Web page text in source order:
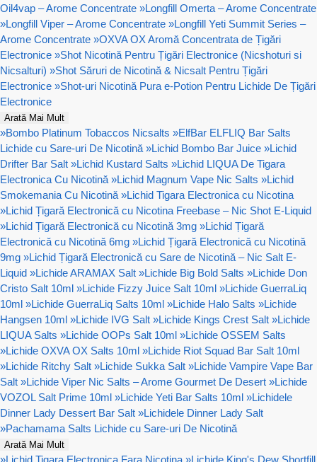
Oil4vap – Arome Concentrate »Longfill Omerta – Arome Concentrate
»Longfill Viper – Arome Concentrate »Longfill Yeti Summit Series –
Arome Concentrate »OXVA OX Aromă Concentrata de Țigări
Electronice »Shot Nicotină Pentru Țigări Electronice (Nicshoturi si
Nicsalturi) »Shot Săruri de Nicotină & Nicsalt Pentru Țigări
Electronice »Shot-uri Nicotină Pura e-Potion Pentru Lichide De Țigări
Electronice
Arată Mai Mult
»Bombo Platinum Tobaccos Nicsalts »ElfBar ELFLIQ Bar Salts
Lichide cu Sare-uri De Nicotină »Lichid Bombo Bar Juice »Lichid
Drifter Bar Salt »Lichid Kustard Salts »Lichid LIQUA De Tigara
Electronica Cu Nicotină »Lichid Magnum Vape Nic Salts »Lichid
Smokemania Cu Nicotină »Lichid Tigara Electronica cu Nicotina
»Lichid Țigară Electronică cu Nicotina Freebase – Nic Shot E-Liquid
»Lichid Țigară Electronică cu Nicotină 3mg »Lichid Țigară
Electronică cu Nicotină 6mg »Lichid Țigară Electronică cu Nicotină
9mg »Lichid Țigară Electronică cu Sare de Nicotină – Nic Salt E-
Liquid »Lichide ARAMAX Salt »Lichide Big Bold Salts »Lichide Don
Cristo Salt 10ml »Lichide Fizzy Juice Salt 10ml »Lichide GuerraLiq
10ml »Lichide GuerraLiq Salts 10ml »Lichide Halo Salts »Lichide
Hangsen 10ml »Lichide IVG Salt »Lichide Kings Crest Salt »Lichide
LIQUA Salts »Lichide OOPs Salt 10ml »Lichide OSSEM Salts
»Lichide OXVA OX Salts 10ml »Lichide Riot Squad Bar Salt 10ml
»Lichide Ritchy Salt »Lichide Sukka Salt »Lichide Vampire Vape Bar
Salt »Lichide Viper Nic Salts – Arome Gourmet De Desert »Lichide
VOZOL Salt Prime 10ml »Lichide Yeti Bar Salts 10ml »Lichidele
Dinner Lady Dessert Bar Salt »Lichidele Dinner Lady Salt
»Pachamama Salts Lichide cu Sare-uri De Nicotină
Arată Mai Mult